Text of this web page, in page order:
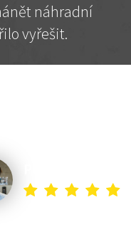
náhradní
vyřešit.